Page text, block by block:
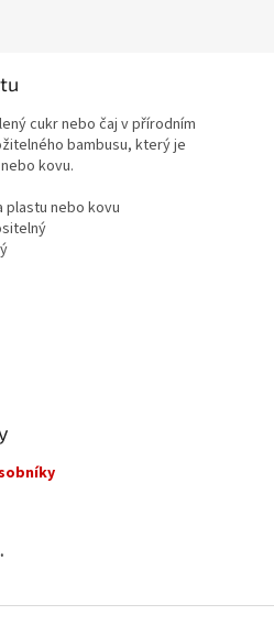
cukr nebo čaj v přírodním
bambusu, který je
kovu.
plastu nebo kovu